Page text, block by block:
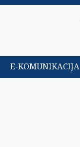
E-KOMUNIKACIJA